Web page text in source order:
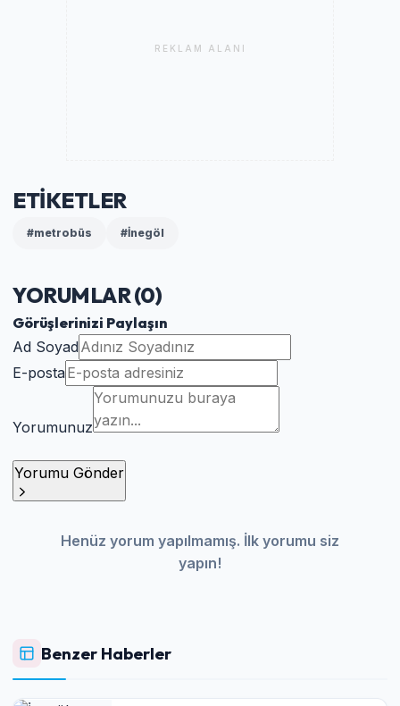
REKLAM ALANI
ETİKETLER
#metrobüs #İnegöl
YORUMLAR (0)
Görüşlerinizi Paylaşın
Ad Soyad
E-posta
Yorumunuz
Yorumu Gönder
Henüz yorum yapılmamış. İlk yorumu siz
yapın!
Benzer Haberler